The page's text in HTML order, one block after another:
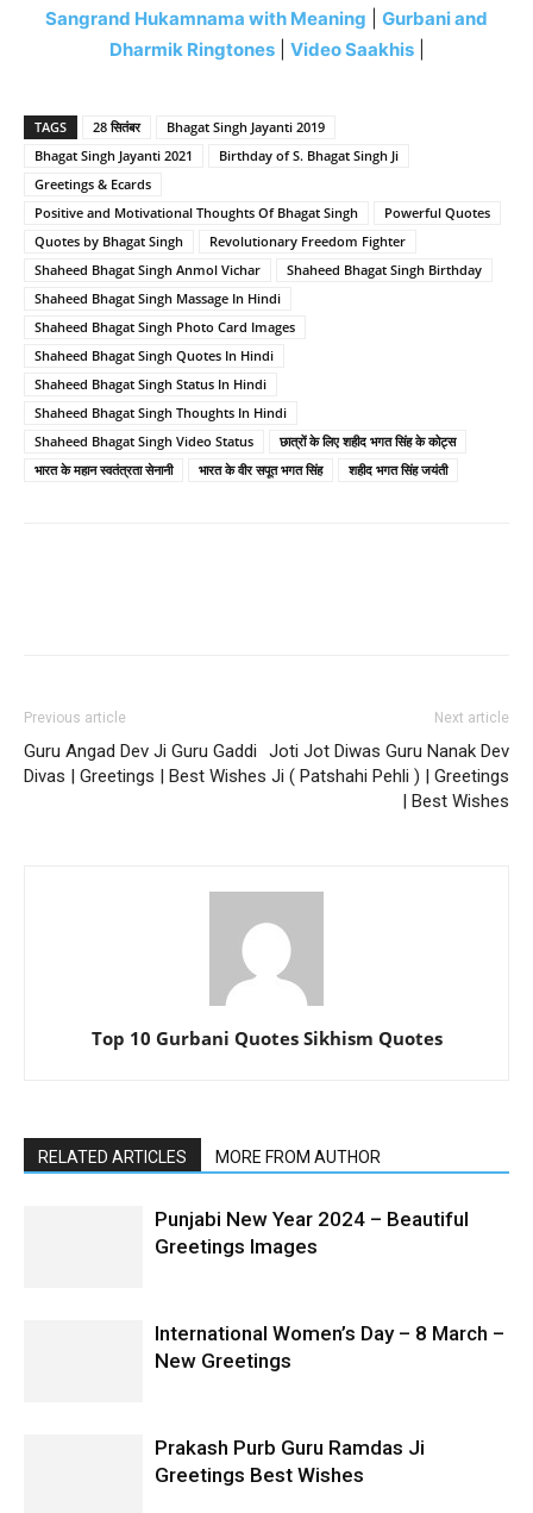
Sangrand Hukamnama with Meaning
Gurbani and
Dharmik Ringtones| Video Saakhis|
TAGS 28 सितंबर
Bhagat Singh Jayanti 2019
Bhagat Singh Jayanti 2021
Birthday of S. Bhagat Singh Ji
Greetings & Ecards
Positive and Motivational Thoughts Of Bhagat Singh
Powerful Quotes
Quotes by Bhagat Singh
Revolutionary Freedom Fighter
Shaheed Bhagat Singh Anmol Vichar
Shaheed Bhagat Singh Birthday
Shaheed Bhagat Singh Massage In Hindi
Shaheed Bhagat Singh Photo Card Images
Shaheed Bhagat Singh Quotes In Hindi
Shaheed Bhagat Singh Status In Hindi
Shaheed Bhagat Singh Thoughts In Hindi
Shaheed Bhagat Singh Video Status
छात्रों के लिए शहीद भगत सिंह के कोट्स
भारत के महान स्वतंत्रता सेनानी
भारत के वीर सपूत भगत सिंह शहीद भगत सिंह जयंती
Previous article
Guru Angad Dev Ji Guru Gaddi
Divas | Greetings | Best Wishes
Next article
Joti Jot Diwas Guru Nanak Dev
Ji ( Patshahi Pehli ) | Greetings
| Best Wishes
Top 10 Gurbani Quotes Sikhism Quotes
RELATED ARTICLES MORE FROM AUTHOR
Punjabi New Year 2024 – Beautiful
Greetings Images
International Women’s Day – 8 March –
New Greetings
Prakash Purb Guru Ramdas Ji
Greetings Best Wishes